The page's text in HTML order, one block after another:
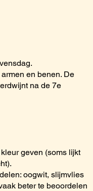
en benen. De
na de 7e
geven (soms lijkt
oogwit, slijmvlies
beter te beoordelen